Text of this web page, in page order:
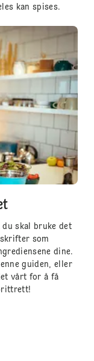
kan spises.
du skal bruke det
som
dine.
guiden, eller
vårt for å få